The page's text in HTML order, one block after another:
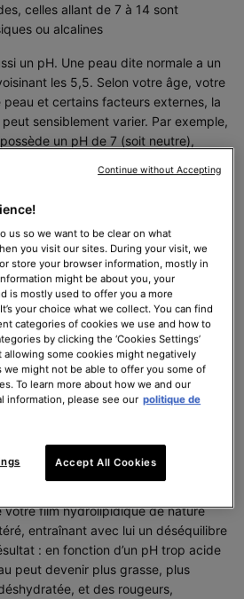
celles allant de 7 à 14 sont
ou alcalines
un pH. Une peau dite normale a un
les 5,5. Selon votre âge, votre
et certains facteurs externes, la
sensiblement varier. Par exemple,
un pH de 7 (soit neutre),
parties : le derme et l’épiderme. La
plus superficielle de l’épiderme, est
le film hydrolipidique,
Il renferme le microbiome cutané et
extérieures. C’est sa constitution
de la peau.
UN DÉSÉQUILIBRE
?
de peau et des éléments externes
film hydrolipidique de nature
entraînant avec lui un déséquilibre
: en fonction d’un pH trop acide
peut devenir plus grasse, plus
et des rougeurs,
us so we want to be clear on what
you visit our sites. During your visit, we
store your browser information, mostly in
might be about you, your
is mostly used to offer you a more
your choice what we collect. You can find
categories of cookies we use and how to
by clicking the ‘Cookies Settings’
allowing some cookies might negatively
we might not be able to offer you some of
To learn more about how we and our
information, please see our politique de
Accept All Cookies
Continue without Accepting